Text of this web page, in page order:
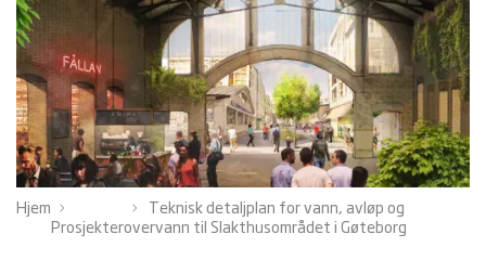
Hjem
Prosjekter
Teknisk detaljplan for vann, avløp og
overvann til Slakthusområdet i Gøteborg